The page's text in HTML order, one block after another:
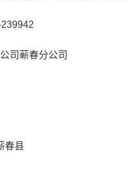
司蕲春分公司
春县